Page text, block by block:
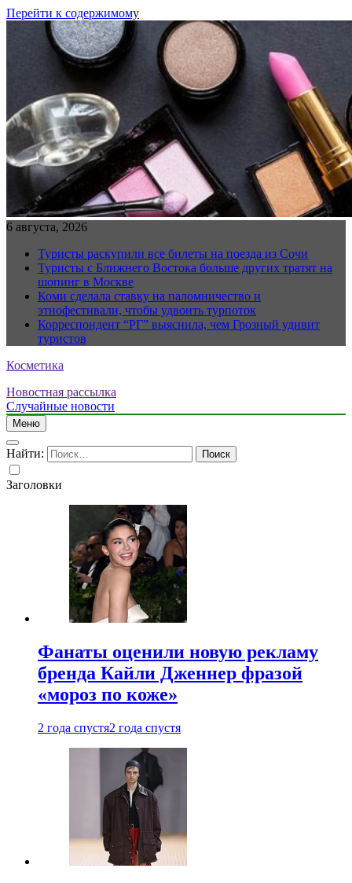
Перейти к содержимому
6 августа, 2026
Туристы раскупили все билеты на поезда из Сочи
Туристы с Ближнего Востока больше других тратят на
шопинг в Москве
Коми сделала ставку на паломничество и
этнофестивали, чтобы удвоить турпоток
Корреспондент “РГ” выяснила, чем Грозный удивит
туристов
Косметика
Новостная рассылка
Случайные новости
Меню
Найти:
Заголовки
Фанаты оценили новую рекламу
бренда Кайли Дженнер фразой
«мороз по коже»
2 года спустя2 года спустя